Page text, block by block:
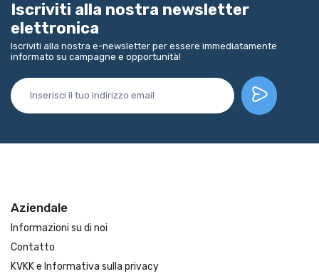
Iscriviti alla nostra newsletter
elettronica
Iscriviti alla nostra e-newsletter per essere immediatamente
informato su campagne e opportunità!
Aziendale
Informazioni su di noi
Contatto
KVKK e Informativa sulla privacy